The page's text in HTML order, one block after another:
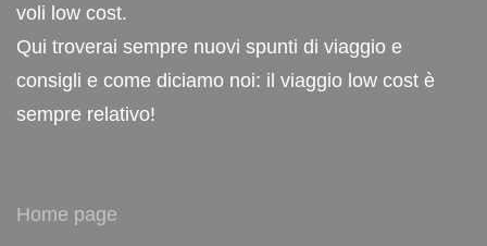
voli low cost.
Qui troverai sempre nuovi spunti di viaggio e
consigli e come diciamo noi: il viaggio low cost è
sempre relativo!
Home page